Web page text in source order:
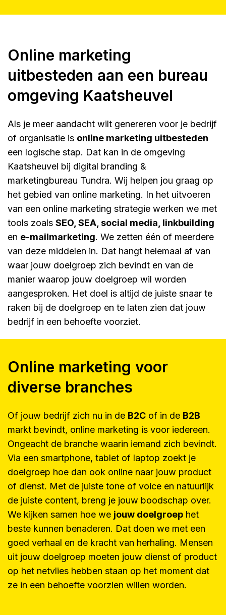
Online marketing
uitbesteden aan een bureau
omgeving Kaatsheuvel
Als je meer aandacht wilt genereren voor je bedrijf
of organisatie is online marketing uitbesteden
een logische stap. Dat kan in de omgeving
Kaatsheuvel bij digital branding &
marketingbureau Tundra. Wij helpen jou graag op
het gebied van online marketing. In het uitvoeren
van een online marketing strategie werken we met
tools zoals SEO, SEA, social media, linkbuilding
en e-mailmarketing. We zetten één of meerdere
van deze middelen in. Dat hangt helemaal af van
waar jouw doelgroep zich bevindt en van de
manier waarop jouw doelgroep wil worden
aangesproken. Het doel is altijd de juiste snaar te
raken bij de doelgroep en te laten zien dat jouw
bedrijf in een behoefte voorziet.
Online marketing voor
diverse branches
Of jouw bedrijf zich nu in de B2C of in de B2B
markt bevindt, online marketing is voor iedereen.
Ongeacht de branche waarin iemand zich bevindt.
Via een smartphone, tablet of laptop zoekt je
doelgroep hoe dan ook online naar jouw product
of dienst. Met de juiste tone of voice en natuurlijk
de juiste content, breng je jouw boodschap over.
We kijken samen hoe we jouw doelgroep het
beste kunnen benaderen. Dat doen we met een
goed verhaal en de kracht van herhaling. Mensen
uit jouw doelgroep moeten jouw dienst of product
op het netvlies hebben staan op het moment dat
ze in een behoefte voorzien willen worden.